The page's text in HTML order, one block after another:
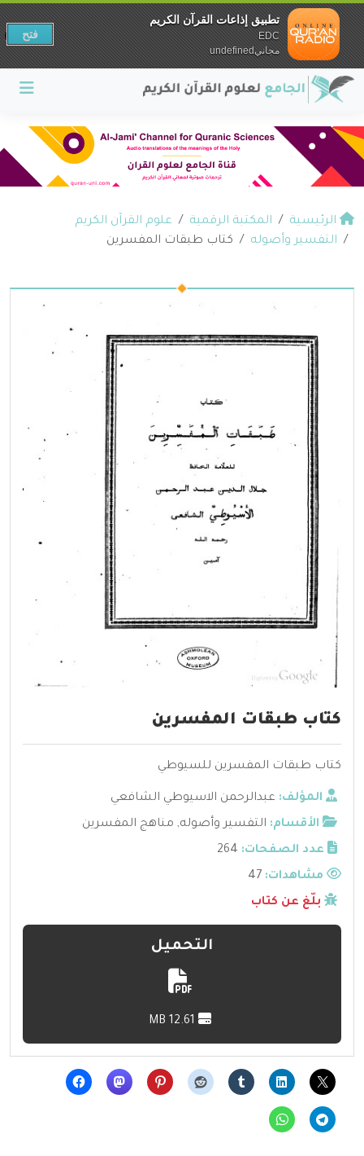
الرئيسية المكتبة الرقمية
علوم القرآن الكريم
التفسير وأصوله
كتاب طبقات المفسرين
كتاب طبقات المفسرين
كتاب طبقات المفسرين للسيوطي
المؤلف: عبدالرحمن الاسيوطي الشافعي
الأقسام: التفسير وأصوله, مناهج المفسرين
عدد الصفحات: 264
مشاهدات:
بلّغ عن كتاب
التحميل
تطبيق إذاعات القرآن الكريم
EDC
مجانيundefined
فتح